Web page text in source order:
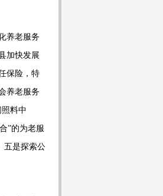
养老服务
加快发展
保险，特
养老服务
照料中
”的为老服
五是探索公